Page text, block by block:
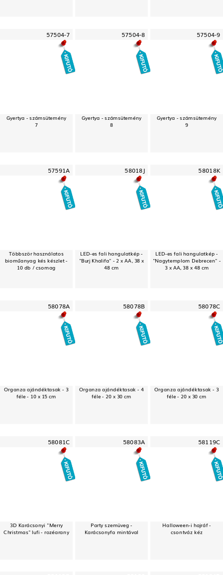
57504-7
Gyertya - számsütemény
7
57504-8
Gyertya - számsütemény
8
57504-9
Gyertya - számsütemény
9
57591A
Többször használatos
bioműanyag kés készlet -
10 db / csomag
58018J
LED-es fali hangulatkép -
"Burj Khalifa" - 2 x AA, 38 x
48 cm
58018K
LED-es fali hangulatkép -
"Nagytemplom Debrecen" -
3 x AA, 38 x 48 cm
58078A
Organza ajándéktasak - 3
féle - 10 x 15 cm
58078B
Organza ajándéktasak - 4
féle - 20 x 30 cm
58078C
Organza ajándéktasak - 3
féle - 20 x 30 cm
58081C
3D Karácsonyi "Merry
Christmas" lufi - rozéarany
58083A
Party szemüveg -
Karácsonyfa mintával
58119C
Halloween-i hajráf -
csontváz kéz